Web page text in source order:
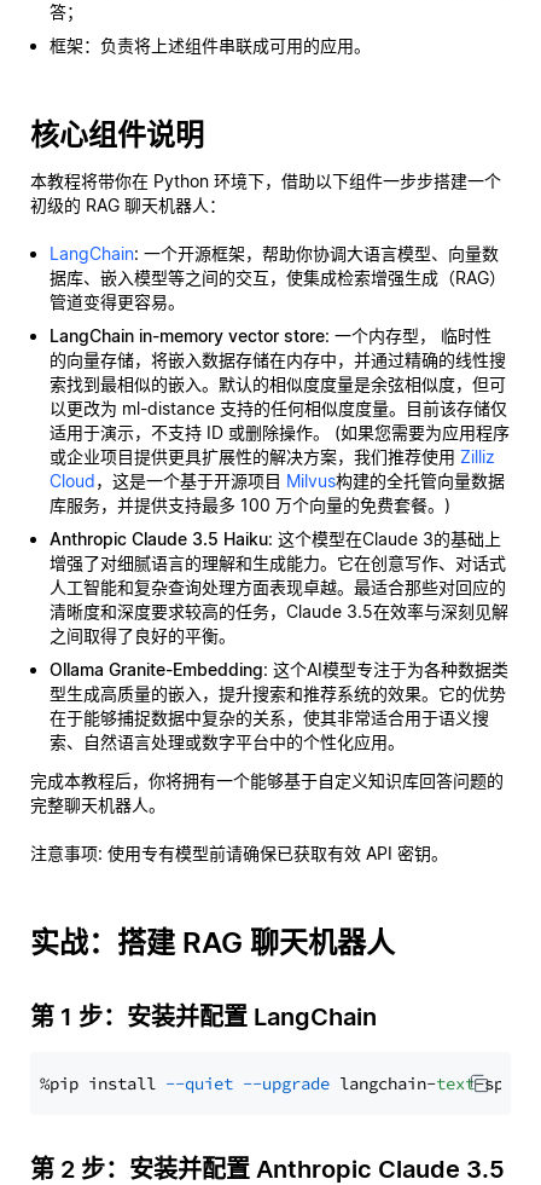
答；
框架：负责将上述组件串联成可用的应用。
核心组件说明
本教程将带你在 Python 环境下，借助以下组件一步步搭建一个
初级的 RAG 聊天机器人：
LangChain: 一个开源框架，帮助你协调大语言模型、向量数
据库、嵌入模型等之间的交互，使集成检索增强生成（RAG）
管道变得更容易。
LangChain in-memory vector store: 一个内存型， 临时性
的向量存储，将嵌入数据存储在内存中，并通过精确的线性搜
索找到最相似的嵌入。默认的相似度度量是余弦相似度，但可
以更改为 ml-distance 支持的任何相似度度量。目前该存储仅
适用于演示，不支持 ID 或删除操作。 (如果您需要为应用程序
或企业项目提供更具扩展性的解决方案，我们推荐使用 Zilliz
Cloud，这是一个基于开源项目 Milvus构建的全托管向量数据
库服务，并提供支持最多 100 万个向量的免费套餐。)
Anthropic Claude 3.5 Haiku: 这个模型在Claude 3的基础上
增强了对细腻语言的理解和生成能力。它在创意写作、对话式
人工智能和复杂查询处理方面表现卓越。最适合那些对回应的
清晰度和深度要求较高的任务，Claude 3.5在效率与深刻见解
之间取得了良好的平衡。
Ollama Granite-Embedding: 这个AI模型专注于为各种数据类
型生成高质量的嵌入，提升搜索和推荐系统的效果。它的优势
在于能够捕捉数据中复杂的关系，使其非常适合用于语义搜
索、自然语言处理或数字平台中的个性化应用。
完成本教程后，你将拥有一个能够基于自定义知识库回答问题的
完整聊天机器人。
注意事项: 使用专有模型前请确保已获取有效 API 密钥。
实战：搭建 RAG 聊天机器人
第 1 步：安装并配置 LangChain
%pip install --quiet --upgrade langchain-text
第 2 步：安装并配置 Anthropic Claude 3.5